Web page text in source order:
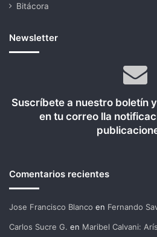
Bitácora
Newsletter
Suscríbete a nuestro boletín
en tu correo lla
Comentarios recientes
Jose Francisco Blanco en Fernando
Carlos Sucre G. en Maribel Calvani: